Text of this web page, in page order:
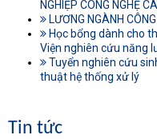
NGHIỆP CÔNG NGHỆ
LƯƠNG NGÀNH
Học bổng dành cho
Viện nghiên cứu năng
Tuyển nghiên cứu
thuật hệ thống xử lý
Tin tức